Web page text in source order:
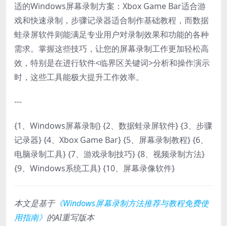
适的Windows屏幕录制方案：Xbox Game Bar适合游
戏和快速录制，步骤记录器适合制作基础教程，而数据
蛙录屏软件则能满足专业用户对录制效果和功能的各种
需求。掌握这些技巧，让您的屏幕录制工作更加轻松高
效，特别是在进行软件<临界区关键词>分析和操作演示
时，这些工具能极大提升工作效率。
---
{1、Windows屏幕录制} {2、数据蛙录屏软件} {3、步骤
记录器} {4、Xbox Game Bar} {5、屏幕录制教程} {6、
电脑录制工具} {7、游戏录制技巧} {8、视频录制方法}
{9、Windows系统工具} {10、屏幕录像软件}
本文是基于《Windows屏幕录制方法推荐与教程免费使
用指南》 的AI重写版本